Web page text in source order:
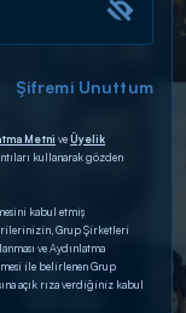
Şifremi Unuttum
Metni veÜyelik
kullanarak gözden
kabul etmiş
Grup Şirketleri
ve Aydınlatma
ile belirlenen Grup
açık rıza verdiğiniz kabul